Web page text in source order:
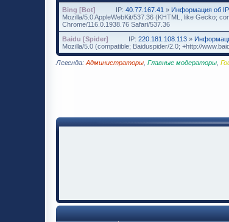
Bing [Bot] IP: 40.77.167.41 » Информация об
Mozilla/5.0 AppleWebKit/537.36 (KHTML, like Gecko;
Chrome/116.0.1938.76 Safari/537.36
Baidu [Spider] IP: 220.181.108.113 »
Mozilla/5.0 (compatible; Baiduspider/2.0; +http://
Легенда: Администраторы Главные модераторы